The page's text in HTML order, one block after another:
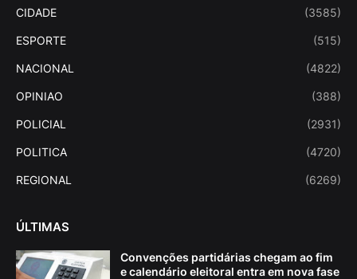
CIDADE (3585)
ESPORTE (515)
NACIONAL (4822)
OPINIAO (388)
POLICIAL (2931)
POLITICA (4720)
REGIONAL (6269)
ÚLTIMAS
Convenções partidárias chegam ao fim
e calendário eleitoral entra em nova fase